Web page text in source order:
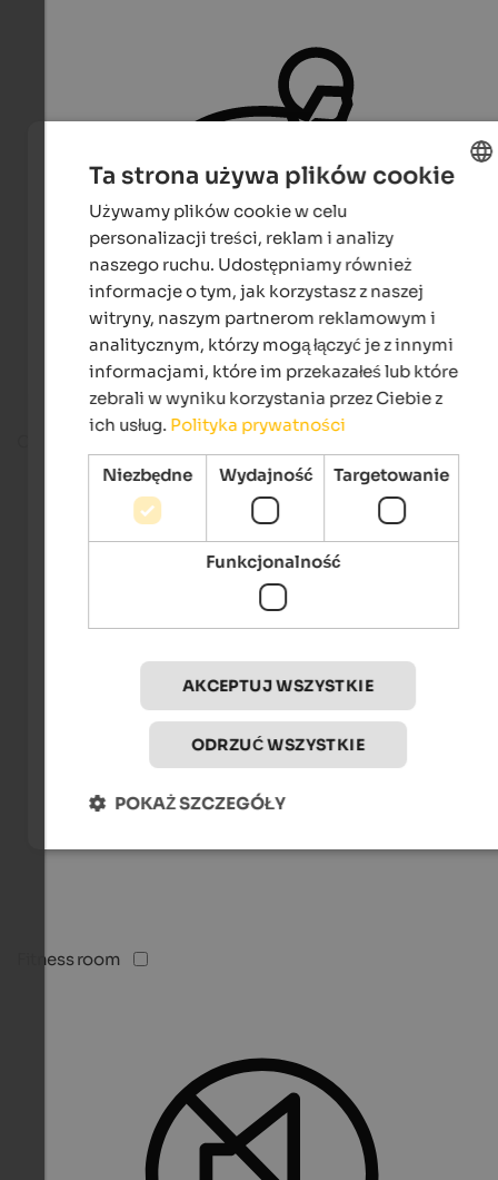
Fitness room
Ta strona używa plików cookie
Używamy plików cookie w celu
personalizacji treści, reklam i analizy
naszego ruchu. Udostępniamy również
informacje o tym, jak korzystasz z naszej
witryny, naszym partnerom reklamowym i
analitycznym, którzy mogą łączyć je z innymi
informacjami, które im przekazałeś lub które
zebrali w wyniku korzystania przez Ciebie z
ich usług. Polityka prywatności
Niezbędne Wydajność Targetowanie
Funkcjonalność
AKCEPTUJ WSZYSTKIE
ODRZUĆ WSZYSTKIE
POKAŻ SZCZEGÓŁY